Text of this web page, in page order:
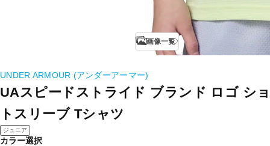
画像一覧
UNDER ARMOUR (アンダーアーマー)
UAスピードストライド ブランド ロゴ シ
トスリーブ Tシャツ
ジュニア
カラー選択